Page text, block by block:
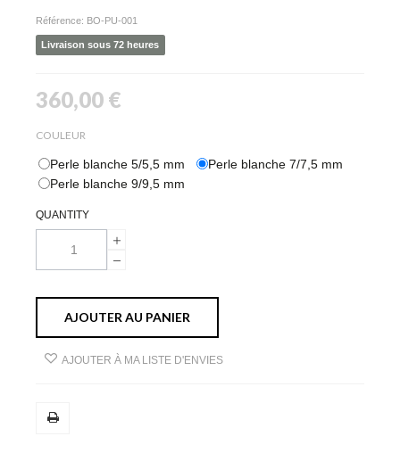
Référence: BO-PU-001
Livraison sous 72 heures
360,00 €
COULEUR
Perle blanche 5/5,5 mm
Perle blanche 7/7,5 mm
Perle blanche 9/9,5 mm
QUANTITY
AJOUTER AU PANIER
AJOUTER À MA LISTE D'ENVIES